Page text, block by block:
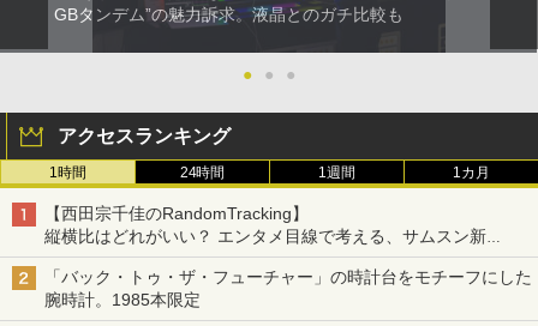
GBタンデム”の魅力訴求。液晶とのガチ比較も
● ● ●
アクセスランキング
1時間 24時間 1週間 1カ月
【西田宗千佳のRandomTracking】
縦横比はどれがいい？ エンタメ目線で考える、サムスン新
「Galaxy Z Fold」
「バック・トゥ・ザ・フューチャー」の時計台をモチーフにした
腕時計。1985本限定